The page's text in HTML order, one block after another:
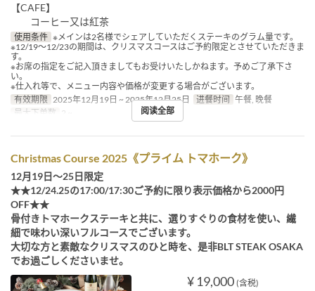
【CAFE】
コーヒー又は紅茶
使用条件 ※メインは2名様でシェアしていただくステーキのグラム量です。
※12/19～12/23の期間は、クリスマスコースはご予約限定とさせていただきま
す。
※お席の指定をご記入頂きましてもお受けいたしかねます。予めご了承下さ
い。
※仕入れ等で、メニュー内容や価格が変更する場合がございます。
有效期限 2025年12月19日 ~ 2025年12月25日 进餐时间 午餐, 晚餐
最大下单数 2 ~ 阅读全部
Christmas Course 2025《プライム トマホーク》
12月19日～25日限定
★★12/24.25の17:00/17:30ご予約に限り表示価格から2000円
OFF★★
骨付きトマホークステーキと共に、選りすぐりの食材を使い、繊
細で味わい深いフルコースでございます。
大切な方と素敵なクリスマスのひと時を、是非BLT STEAK OSAKA
でお過ごしくださいませ。
¥ 19,000 (含税)